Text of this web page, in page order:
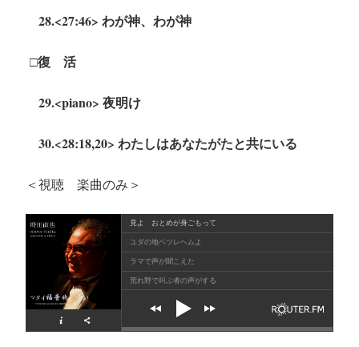
28.<27:46> わが神、わが神
□復 活
29.<piano> 夜明け
30.<28:18,20> わたしはあなたがたと共にいる
＜視聴 楽曲のみ＞